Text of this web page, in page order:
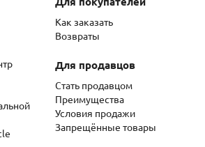
Как заказать
Возвраты
Для продавцов
Стать продавцом
Преимущества
Условия продажи
Запрещённые товары